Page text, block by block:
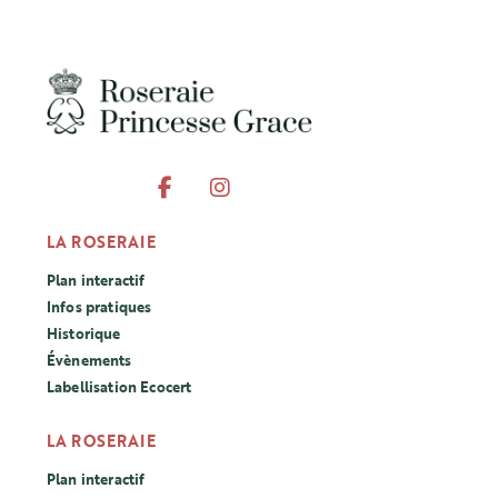
LA ROSERAIE
Plan interactif
Infos pratiques
Historique
Évènements
Labellisation Ecocert
LA ROSERAIE
Plan interactif